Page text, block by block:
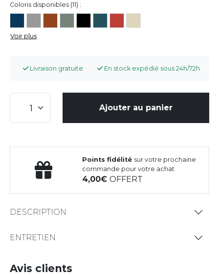
Coloris disponibles (11) :
Voir plus
Livraison gratuite En stock expédié sous 24h/72h
Ajouter au panier
Points fidélité sur votre prochaine
commande pour votre achat
4,00OFFERT
DESCRIPTION
ENTRETIEN
Avis clients